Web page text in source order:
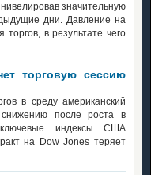
значительную
дни. Давление на
в результате чего
торговую сессию
в среду американский
после роста в
индексы США
на Dow Jones теряет